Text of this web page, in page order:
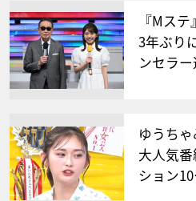
『Mス
3年ぶり
ンセラ
ゆうち
大人気
ション